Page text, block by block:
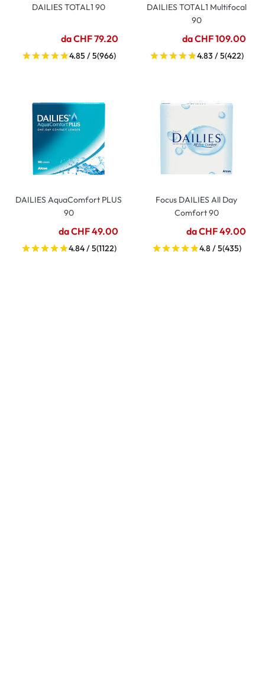
DAILIES TOTAL1 90
da CHF 79.20
4.85 / 5(966)
DAILIES TOTAL1 Multifocal
90
da CHF 109.00
4.83 / 5(422)
DAILIES AquaComfort PLUS
90
da CHF 49.00
4.84 / 5(1122)
Focus DAILIES All Day
Comfort 90
da CHF 49.00
4.8 / 5(435)